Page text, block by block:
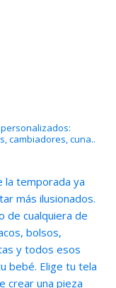
cambiadores, cuna..